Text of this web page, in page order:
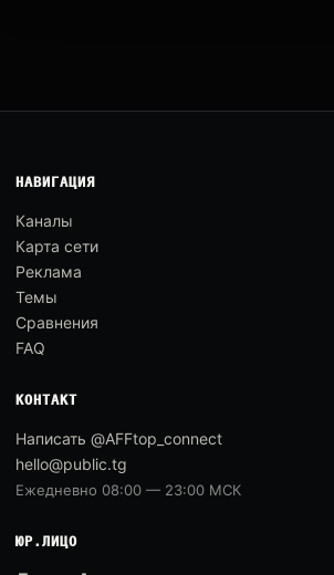
НАВИГАЦИЯ
Каналы
Карта сети
Реклама
Темы
Сравнения
FAQ
КОНТАКТ
Написать @AFFtop_connect
hello@public.tg
Ежедневно 08:00 — 23:00 МСК
ЮР.ЛИЦО